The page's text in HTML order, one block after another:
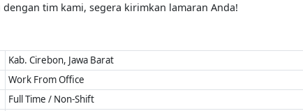
tim kami, segera kirimkan lamaran Anda!
Kab. Cirebon, Jawa Barat
Work From Office
Full Time / Non-Shift